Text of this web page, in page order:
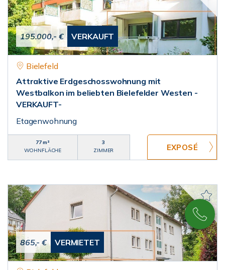
195.000,- € VERKAUFT
Bielefeld
Attraktive Erdgeschosswohnung mit
Westbalkon im beliebten Bielefelder Westen -
VERKAUFT-
Etagenwohnung
77 m²
WOHNFLÄCHE
3
ZIMMER
865,- € VERMIETET